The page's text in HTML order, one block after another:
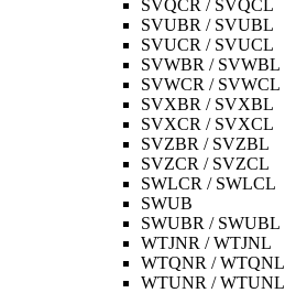
SVQCR / SVQCL
SVUBR / SVUBL
SVUCR / SVUCL
SVWBR / SVWBL
SVWCR / SVWCL
SVXBR / SVXBL
SVXCR / SVXCL
SVZBR / SVZBL
SVZCR / SVZCL
SWLCR / SWLCL
SWUB
SWUBR / SWUBL
WTJNR / WTJNL
WTQNR / WTQNL
WTUNR / WTUNL